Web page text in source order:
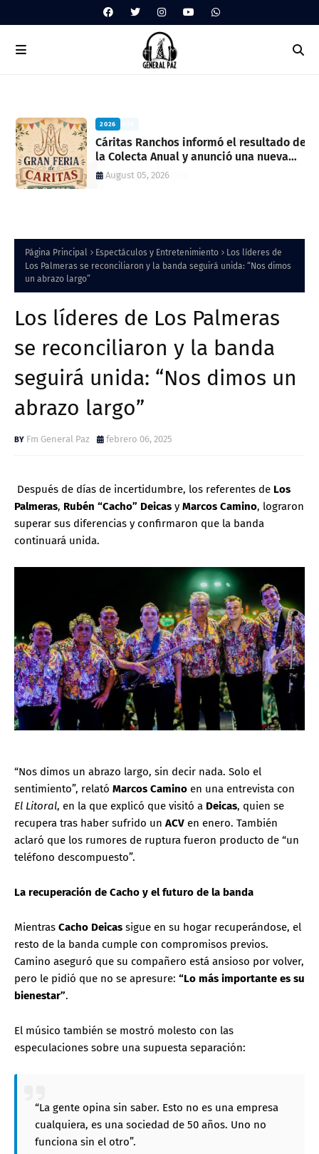
2026
Cáritas Ranchos informó el resultado de
la Colecta Anual y anunció una nueva
feria solidaria
August 05, 2026
Página Principal Espectáculos y Entretenimiento
Los líderes de
Los Palmeras se reconciliaron y la banda seguirá unida: “Nos dimos
un abrazo largo”
Los líderes de Los Palmeras
se reconciliaron y la banda
seguirá unida: “Nos dimos un
abrazo largo”
Fm General Paz febrero 06, 2025
Después de días de incertidumbre, los referentes de Los
Palmeras, Rubén “Cacho” Deicas y Marcos Camino, lograron
superar sus diferencias y confirmaron que la banda
continuará unida.
“Nos dimos un abrazo largo, sin decir nada. Solo el
sentimiento”, relató Marcos Camino en una entrevista con
El Litoral, en la que explicó que visitó a Deicas, quien se
recupera tras haber sufrido un ACV en enero. También
aclaró que los rumores de ruptura fueron producto de “un
teléfono descompuesto”.
La recuperación de Cacho y el futuro de la banda
Mientras Cacho Deicas sigue en su hogar recuperándose, el
resto de la banda cumple con compromisos previos.
Camino aseguró que su compañero está ansioso por volver,
pero le pidió que no se apresure: “Lo más importante es su
bienestar”.
El músico también se mostró molesto con las
especulaciones sobre una supuesta separación:
“La gente opina sin saber. Esto no es una empresa
cualquiera, es una sociedad de 50 años. Uno no
funciona sin el otro”.